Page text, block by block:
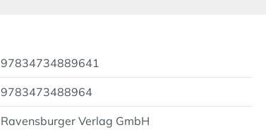
97834734889641
9783473488964
Ravensburger Verlag GmbH